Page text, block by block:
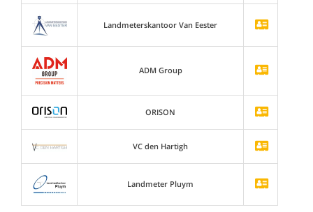
Landmeterskantoor Van Eester
ADM Group
ORISON
VC den Hartigh
Landmeter Pluym